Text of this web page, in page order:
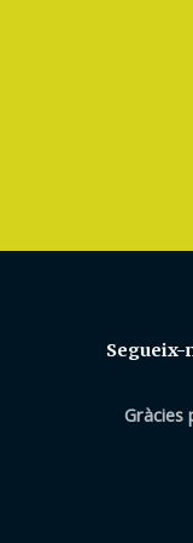
Segueix-
Gràcies